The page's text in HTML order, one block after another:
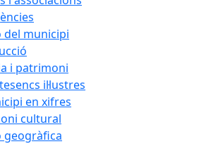
municipi
i patrimoni
il·lustres
en xifres
cultural